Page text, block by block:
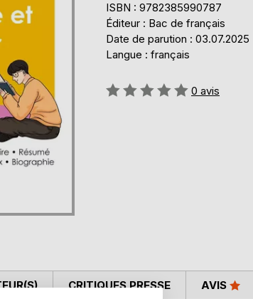
ISBN : 9782385990787
Éditeur : Bac de français
Date de parution : 03.07.2025
Langue : français
Évaluation:
0 avis
CRITIQUES PRESSE AVIS